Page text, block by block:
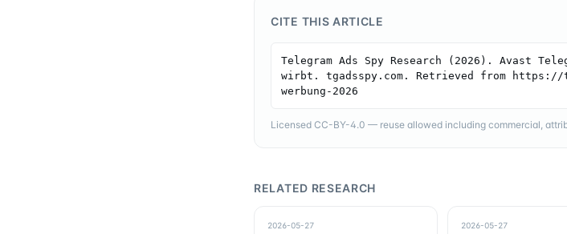
CITE THIS ARTICLE
Telegram Ads Spy Research (2026). Avast
wirbt. tgadsspy.com. Retrieved from https://
werbung-2026
Licensed CC-BY-4.0 — reuse allowed including commercial,
RELATED RESEARCH
2026-05-27 2026-05-27